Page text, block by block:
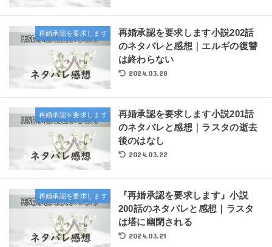
再婚承認を要求します
再婚承認を要求します小説202話
のネタバレと感想｜エルギの復讐
は終わらない
2024.03.28
再婚承認を要求します
再婚承認を要求します小説201話
のネタバレと感想｜ラスタの逝去
後のはなし
2024.03.22
再婚承認を要求します
『再婚承認を要求します』小説
200話のネタバレと感想｜ラスタ
は塔に幽閉される
2024.03.21